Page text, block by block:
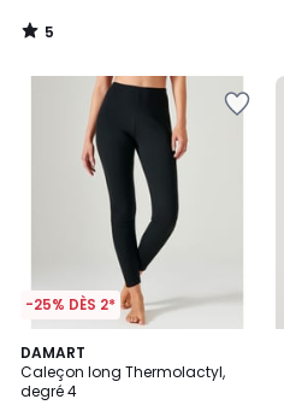
5
/
-25% DÈS 2*
DAMART
Caleçon long Thermolactyl,
degré 4
3,7
/ 5